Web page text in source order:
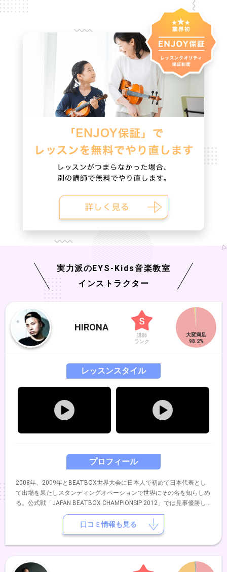
実力派の EYS-Kids音楽教室
インストラクター
HIRONA
講師
ランク
プロフィール
2008年、2009年とBEATBOX世界大会に日本人で初めて日本代表とし
て出場を果たしスタンディングオベーションで世界にその名を知らしめ
る。公式戦「JAPAN BEATBOX CHAMPIONSIP 2012」では見事優勝し
日本一に輝やく。 2014年5月EXILEのUSAプロデュースDANCE EARTH
PROJECT舞台「Changes」全21公演にEXILEのUSA直々にスカウトが
あり参加。 2015年2月には100組を越える様々なパフォーマーが参加し
No.1を決めるパフォーマーコンテスト「GONG SHOW FINAL」にて優勝
「WORLD BEATBOX CHAMPIONSIP 2015」に日本代表として出場。 現
レッスンスタイル
口コミ情報も見る